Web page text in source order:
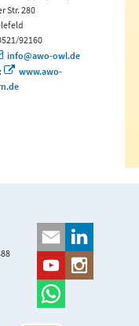
Str. 280
92160
info@awo-owl.de
www.awo-